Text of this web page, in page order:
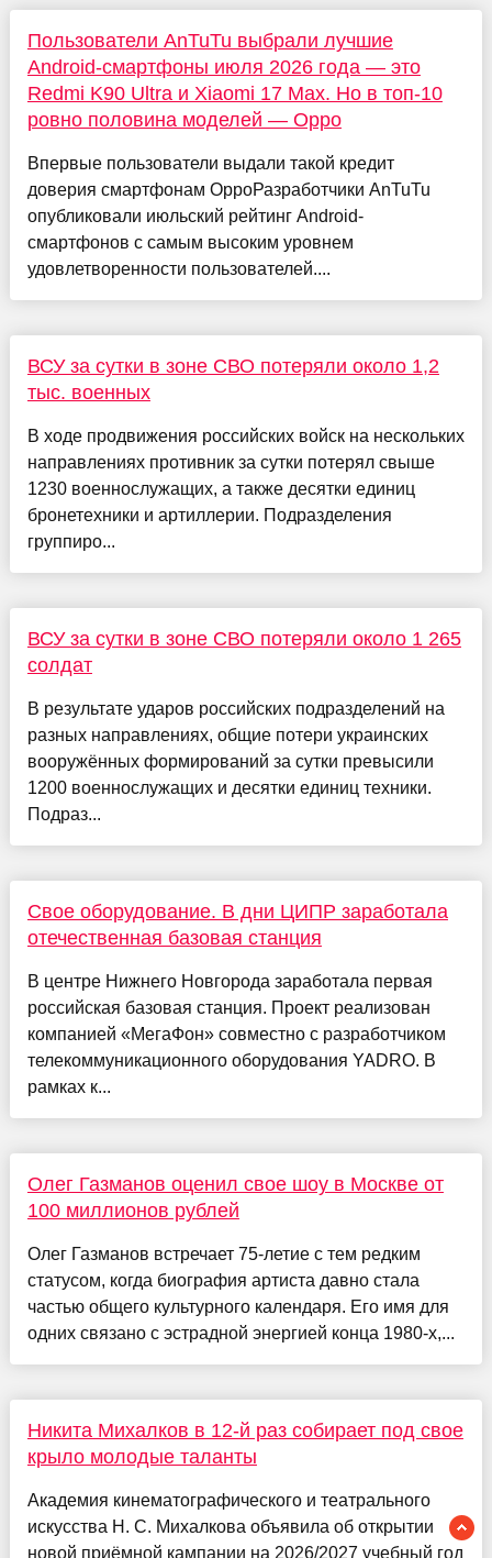
Пользователи AnTuTu выбрали лучшие
Android-смартфоны июля 2026 года — это
Redmi K90 Ultra и Xiaomi 17 Max. Но в топ-10
ровно половина моделей — Oppo
Впервые пользователи выдали такой кредит
доверия смартфонам OppoРазработчики AnTuTu
опубликовали июльский рейтинг Android-
смартфонов с самым высоким уровнем
удовлетворенности пользователей....
ВСУ за сутки в зоне СВО потеряли около 1,2
тыс. военных
В ходе продвижения российских войск на нескольких
направлениях противник за сутки потерял свыше
1230 военнослужащих, а также десятки единиц
бронетехники и артиллерии. Подразделения
группиро...
ВСУ за сутки в зоне СВО потеряли около 1 265
солдат
В результате ударов российских подразделений на
разных направлениях, общие потери украинских
вооружённых формирований за сутки превысили
1200 военнослужащих и десятки единиц техники.
Подраз...
Свое оборудование. В дни ЦИПР заработала
отечественная базовая станция
В центре Нижнего Новгорода заработала первая
российская базовая станция. Проект реализован
компанией «МегаФон» совместно с разработчиком
телекоммуникационного оборудования YADRO. В
рамках к...
Олег Газманов оценил свое шоу в Москве от
100 миллионов рублей
Олег Газманов встречает 75-летие с тем редким
статусом, когда биография артиста давно стала
частью общего культурного календаря. Его имя для
одних связано с эстрадной энергией конца 1980-х,...
Никита Михалков в 12-й раз собирает под свое
крыло молодые таланты
Академия кинематографического и театрального
искусства Н. С. Михалкова объявила об открытии
новой приёмной кампании на 2026/2027 учебный год